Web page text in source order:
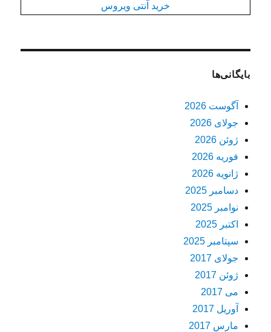
خرید آنتی ویروس
بایگانی‌ها
آگوست 2026
جولای 2026
ژوئن 2026
فوریه 2026
ژانویه 2026
دسامبر 2025
نوامبر 2025
اکتبر 2025
سپتامبر 2025
جولای 2017
ژوئن 2017
می 2017
آوریل 2017
مارس 2017